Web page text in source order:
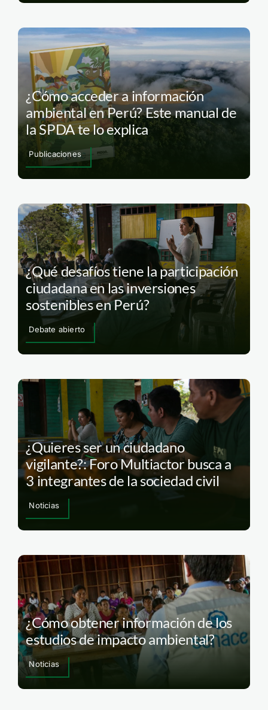
¿Cómo acceder a información
ambiental en Perú? Este manual de
la SPDA te lo explica
Publicaciones
¿Qué desafíos tiene la participación
ciudadana en las inversiones
sostenibles en Perú?
Debate abierto
¿Quieres ser un ciudadano
vigilante?: Foro Multiactor busca a
3 integrantes de la sociedad civil
Noticias
¿Cómo obtener información de los
estudios de impacto ambiental?
Noticias